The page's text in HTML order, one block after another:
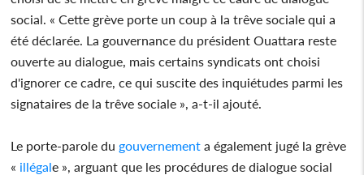
social. « Cette grève porte un coup à la trêve sociale qui a
été déclarée. La gouvernance du président Ouattara reste
ouverte au dialogue, mais certains syndicats ont choisi
d'ignorer ce cadre, ce qui suscite des inquiétudes parmi les
signataires de la trêve sociale », a-t-il ajouté.
Le porte-parole du gouvernement a également jugé la grève
« illégale », arguant que les procédures de dialogue social